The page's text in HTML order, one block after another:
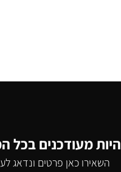
מעודכנים
השאירו כאן פרטים ונדאג